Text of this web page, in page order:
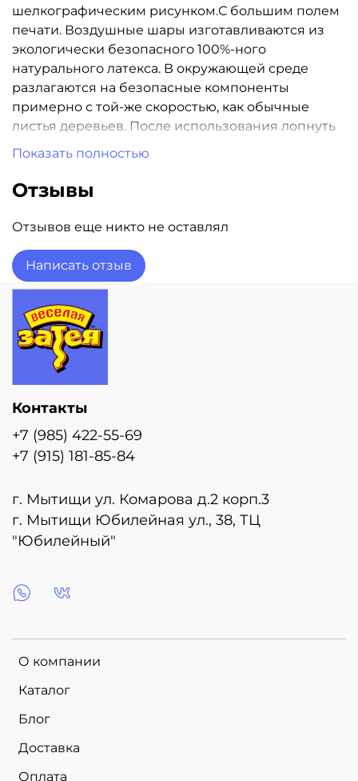
шелкографическим рисунком.С большим полем
печати. Воздушные шары изготавливаются из
экологически безопасного 100%-ного
натурального латекса. В окружающей среде
разлагаются на безопасные компоненты
примерно с той-же скоростью, как обычные
листья деревьев. После использования лопнуть
и утилизировать как бытовой отход.
Гарантия полета 3 дня
Показать полностью
Отзывы
Отзывов еще никто не оставлял
Написать отзыв
О компании
Каталог
Блог
Доставка
Оплата
Контакты
+7 (985) 422-55-69
+7 (915) 181-85-84
г. Мытищи ул. Комарова д.2 корп.3
г. Мытищи Юбилейная ул., 38, ТЦ
"Юбилейный"